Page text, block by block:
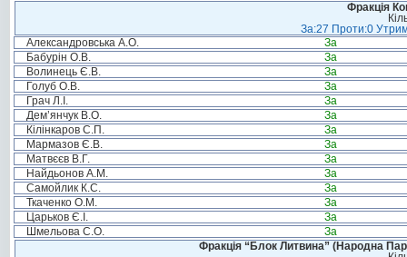
Фракція
За:27 Проти:0
Александровська А.О.
За
Бабурін О.В.
За
Волинець Є.В.
За
Голуб О.В.
За
Грач Л.І.
За
Дем’янчук В.О.
За
Кілінкаров С.П.
За
Мармазов Є.В.
За
Матвєєв В.Г.
За
Найдьонов А.М.
За
Самойлик К.С.
За
Ткаченко О.М.
За
Царьков Є.І.
За
Шмельова С.О.
За
Фракція “Блок Литвина” (Народна